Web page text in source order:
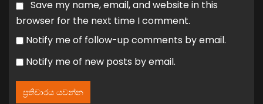
Save my name, email, and website in this
browser for the next time I comment.
Notify me of follow-up comments by email.
Notify me of new posts by email.